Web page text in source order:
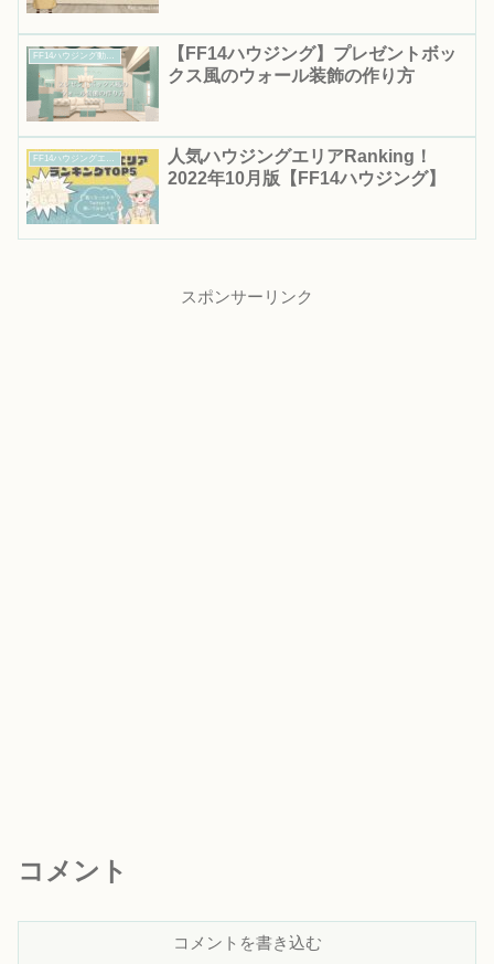
FF14ハウジング動画集｜作り方・テクニックを動画で解説
【FF14ハウジング】プレゼントボッ
クス風のウォール装飾の作り方
FF14ハウジングエリア情報
人気ハウジングエリアRanking！
2022年10月版【FF14ハウジング】
スポンサーリンク
コメント
コメントを書き込む